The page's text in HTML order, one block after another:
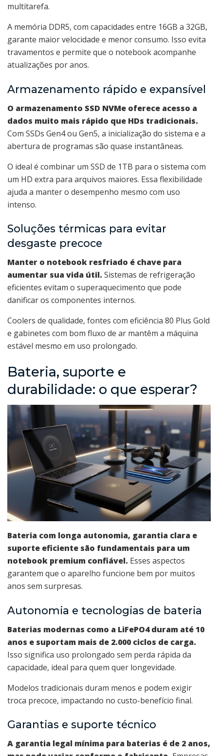
multitarefa.
A memória DDR5, com capacidades entre 16GB a 32GB,
garante maior velocidade e menor consumo. Isso evita
travamentos e permite que o notebook acompanhe
atualizações por anos.
Armazenamento rápido e expansível
O armazenamento SSD NVMe oferece acesso a
dados muito mais rápido que HDs tradicionais.
Com SSDs Gen4 ou Gen5, a inicialização do sistema e a
abertura de programas são quase instantâneas.
O ideal é combinar um SSD de 1TB para o sistema com
um HD extra para arquivos maiores. Essa flexibilidade
ajuda a manter o desempenho mesmo com uso
intenso.
Soluções térmicas para evitar
desgaste precoce
Manter o notebook resfriado é chave para
aumentar sua vida útil. Sistemas de refrigeração
eficientes evitam o superaquecimento que pode
danificar os componentes internos.
Coolers de qualidade, fontes com eficiência 80 Plus Gold
e gabinetes com bom fluxo de ar mantêm a máquina
estável mesmo em uso prolongado.
Bateria, suporte e
durabilidade: o que esperar?
Bateria com longa autonomia, garantia clara e
suporte eficiente são fundamentais para um
notebook premium confiável. Esses aspectos
garantem que o aparelho funcione bem por muitos
anos sem surpresas.
Autonomia e tecnologias de bateria
Baterias modernas como a LiFePO4 duram até 10
anos e suportam mais de 2.000 ciclos de carga.
Isso significa uso prolongado sem perda rápida da
capacidade, ideal para quem quer longevidade.
Modelos tradicionais duram menos e podem exigir
troca precoce, impactando no custo-benefício final.
Garantias e suporte técnico
A garantia legal mínima para baterias é de 2 anos,